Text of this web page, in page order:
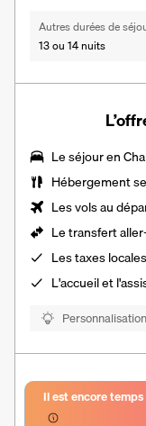
Autres durées de
13 ou 14 nuits
Le séjour en
Hébergement
Les vols au
Letransfert
Lestaxes
L'accueil et
Il est encore